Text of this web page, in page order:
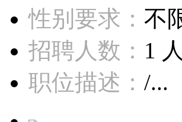
性别要求： 不
招聘人数： 1 人
职位描述： /...